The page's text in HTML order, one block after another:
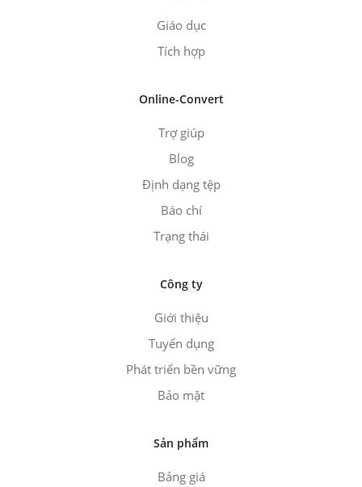
Giáo dục
Tích hợp
Online-Convert
Trợ giúp
Blog
Định dạng tệp
Báo chí
Trạng thái
Công ty
Giới thiệu
Tuyển dụng
Phát triển bền vững
Bảo mật
Sản phẩm
Bảng giá